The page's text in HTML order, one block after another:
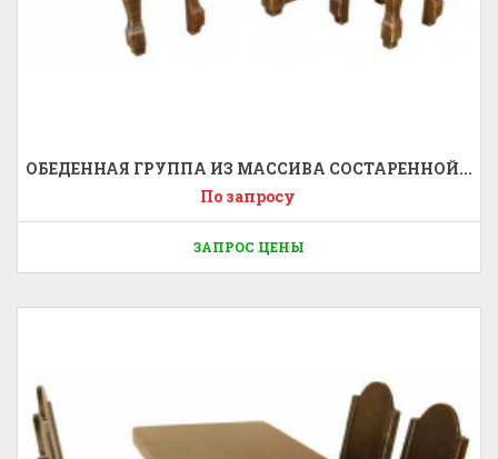
ОБЕДЕННАЯ ГРУППА ИЗ МАССИВА СОСТАРЕННОЙ...
По запросу
ЗАПРОС ЦЕНЫ